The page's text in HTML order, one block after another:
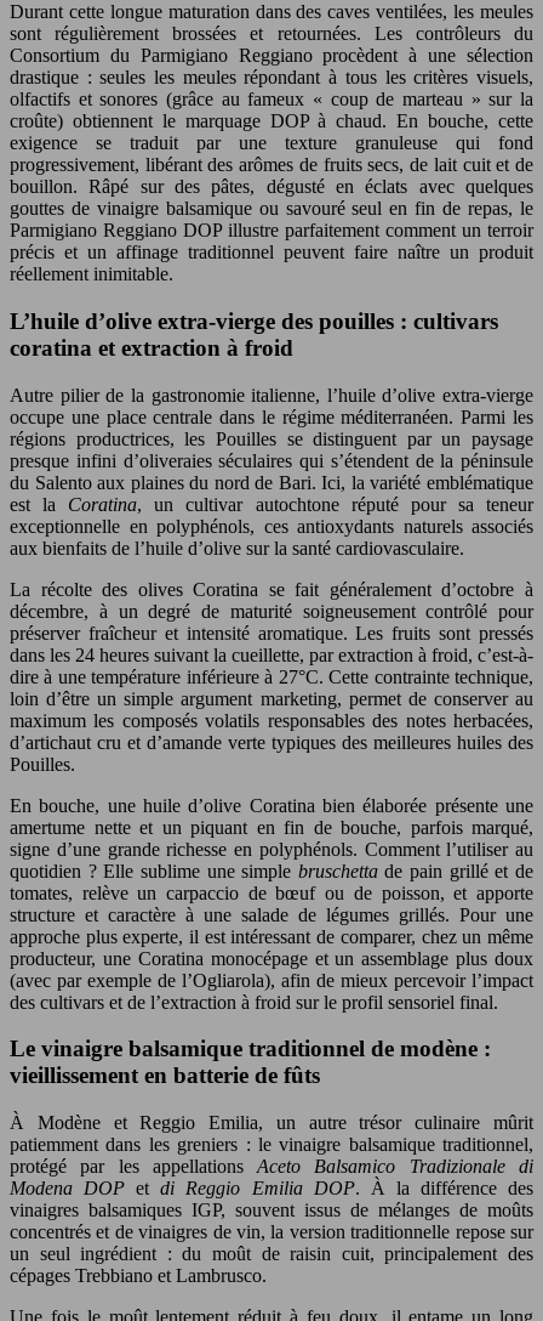
Durant cette longue maturation dans des caves ventilées, les meules
sont régulièrement brossées et retournées. Les contrôleurs du
Consortium du Parmigiano Reggiano procèdent à une sélection
drastique : seules les meules répondant à tous les critères visuels,
olfactifs et sonores (grâce au fameux « coup de marteau » sur la
croûte) obtiennent le marquage DOP à chaud. En bouche, cette
exigence se traduit par une texture granuleuse qui fond
progressivement, libérant des arômes de fruits secs, de lait cuit et de
bouillon. Râpé sur des pâtes, dégusté en éclats avec quelques
gouttes de vinaigre balsamique ou savouré seul en fin de repas, le
Parmigiano Reggiano DOP illustre parfaitement comment un terroir
précis et un affinage traditionnel peuvent faire naître un produit
réellement inimitable.
L’huile d’olive extra-vierge des pouilles : cultivars
coratina et extraction à froid
Autre pilier de la gastronomie italienne, l’huile d’olive extra-vierge
occupe une place centrale dans le régime méditerranéen. Parmi les
régions productrices, les Pouilles se distinguent par un paysage
presque infini d’oliveraies séculaires qui s’étendent de la péninsule
du Salento aux plaines du nord de Bari. Ici, la variété emblématique
est la Coratina, un cultivar autochtone réputé pour sa teneur
exceptionnelle en polyphénols, ces antioxydants naturels associés
aux bienfaits de l’huile d’olive sur la santé cardiovasculaire.
La récolte des olives Coratina se fait généralement d’octobre à
décembre, à un degré de maturité soigneusement contrôlé pour
préserver fraîcheur et intensité aromatique. Les fruits sont pressés
dans les 24 heures suivant la cueillette, par extraction à froid, c’est-à-
dire à une température inférieure à 27°C. Cette contrainte technique,
loin d’être un simple argument marketing, permet de conserver au
maximum les composés volatils responsables des notes herbacées,
d’artichaut cru et d’amande verte typiques des meilleures huiles des
Pouilles.
En bouche, une huile d’olive Coratina bien élaborée présente une
amertume nette et un piquant en fin de bouche, parfois marqué,
signe d’une grande richesse en polyphénols. Comment l’utiliser au
quotidien ? Elle sublime une simple bruschettade pain grillé et de
tomates, relève un carpaccio de bœuf ou de poisson, et apporte
structure et caractère à une salade de légumes grillés. Pour une
approche plus experte, il est intéressant de comparer, chez un même
producteur, une Coratina monocépage et un assemblage plus doux
(avec par exemple de l’Ogliarola), afin de mieux percevoir l’impact
des cultivars et de l’extraction à froid sur le profil sensoriel final.
Le vinaigre balsamique traditionnel de modène :
vieillissement en batterie de fûts
À Modène et Reggio Emilia, un autre trésor culinaire mûrit
patiemment dans les greniers : le vinaigre balsamique traditionnel,
protégé par les appellationsAceto Balsamico Tradizionale di
Modena DOP etdi Reggio Emilia DOP. À la différence des
vinaigres balsamiques IGP, souvent issus de mélanges de moûts
concentrés et de vinaigres de vin, la version traditionnelle repose sur
un seul ingrédient : du moût de raisin cuit, principalement des
cépages Trebbiano et Lambrusco.
Une fois le moût lentement réduit à feu doux, il entame un long